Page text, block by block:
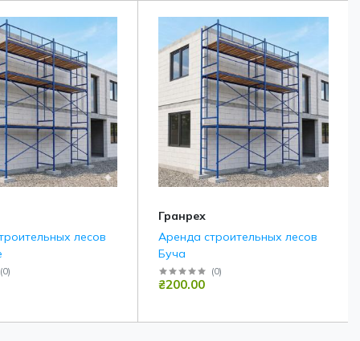
лесов
(0)
Гранрех
Аренда строительных лесов
Буча
(0)
₴200.00